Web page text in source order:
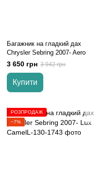
Багажник на гладкий дах
Chrysler Sebring 2007- Aero
3 650 грн 3 942 грн
Купити
РОЗПРОДАЖ
−7%